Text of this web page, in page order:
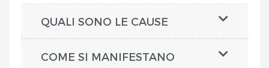
QUALI SONO LE CAUSE
COME SI MANIFESTANO